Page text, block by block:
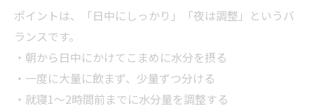
ポイントは、「日中にしっかり」「夜は調整」というバ
ランスです。
・朝から日中にかけてこまめに水分を摂る
・一度に大量に飲まず、少量ずつ分ける
・就寝1～2時間前までに水分量を調整する